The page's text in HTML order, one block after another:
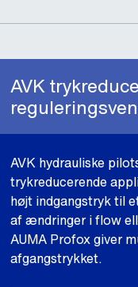
AVK
AVK hydrauliske
trykreducerende
højt indgangstryk til
af ændringer i flow
AUMA Profox giver
afgangstrykket.